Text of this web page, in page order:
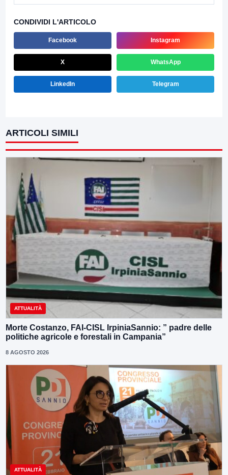
CONDIVIDI L'ARTICOLO
Facebook Instagram
X WhatsApp
LinkedIn Telegram
ARTICOLI SIMILI
ATTUALITÀ
Morte Costanzo, FAI-CISL IrpiniaSannio: ” padre delle
politiche agricole e forestali in Campania”
8 AGOSTO 2026
ATTUALITÀ